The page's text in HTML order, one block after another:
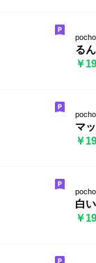
る
￥
マ
￥
白
￥